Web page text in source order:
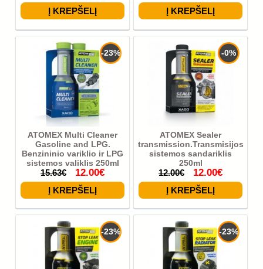
-23%
ATOMEX Multi Cleaner
Gasoline and LPG.
Benzininio variklio ir LPG
sistemos valiklis 250ml
15.63€ 12.00€
-0%
ATOMEX Sealer
transmission.Transmisijos
sistemos sandariklis
250ml
12.00€ 12.00€
-23% -23%